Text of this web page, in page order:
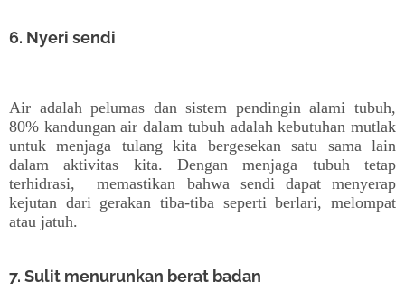
6. Nyeri sendi
Air adalah pelumas dan sistem pendingin alami tubuh,
80% kandungan air dalam tubuh adalah kebutuhan mutlak
untuk menjaga tulang kita bergesekan satu sama lain
dalam aktivitas kita. Dengan menjaga tubuh tetap
terhidrasi, memastikan bahwa sendi dapat menyerap
kejutan dari gerakan tiba-tiba seperti berlari, melompat
atau jatuh.
7. Sulit menurunkan berat badan